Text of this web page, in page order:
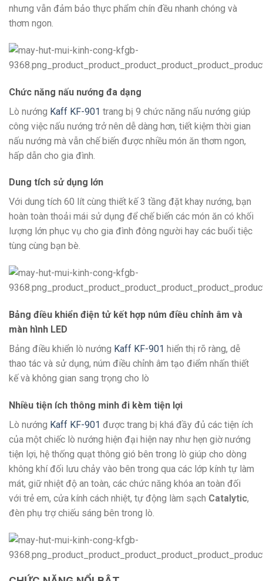
nhưng vẫn đảm bảo thực phẩm chín đều nhanh chóng và
thơm ngon.
Chức năng nấu nướng đa dạng
Lò nướng Kaff KF-901 trang bị 9 chức năng nấu nướng giúp
công việc nấu nướng trở nên dễ dàng hơn, tiết kiệm thời gian
nấu nướng mà vẫn chế biến được nhiều món ăn thơm ngon,
hấp dẫn cho gia đình.
Dung tích sử dụng lớn
Với dung tích 60 lít cùng thiết kế 3 tầng đặt khay nướng, bạn
hoàn toàn thoải mái sử dụng để chế biến các món ăn có khối
lượng lớn phục vụ cho gia đình đông người hay các buổi tiệc
tùng cùng bạn bè.
Bảng điều khiển điện tử kết hợp núm điều chỉnh âm và
màn hình LED
Bảng điều khiển lò nướng Kaff KF-901 hiển thị rõ ràng, dễ
thao tác và sử dụng, núm điều chỉnh âm tạo điểm nhấn thiết
kế và không gian sang trọng cho lò
Nhiều tiện ích thông minh đi kèm tiện lợi
Lò nướng Kaff KF-901 được trang bị khá đầy đủ các tiện ích
của một chiếc lò nướng hiện đại hiện nay như hẹn giờ nướng
tiện lợi, hệ thống quạt thông gió bên trong lò giúp cho dòng
không khí đối lưu chảy vào bên trong qua các lớp kính tự làm
mát, giữ nhiệt độ an toàn, các chức năng khóa an toàn đối
với trẻ em, cửa kính cách nhiệt, tự động làm sạch Catalytic,
đèn phụ trợ chiếu sáng bên trong lò.